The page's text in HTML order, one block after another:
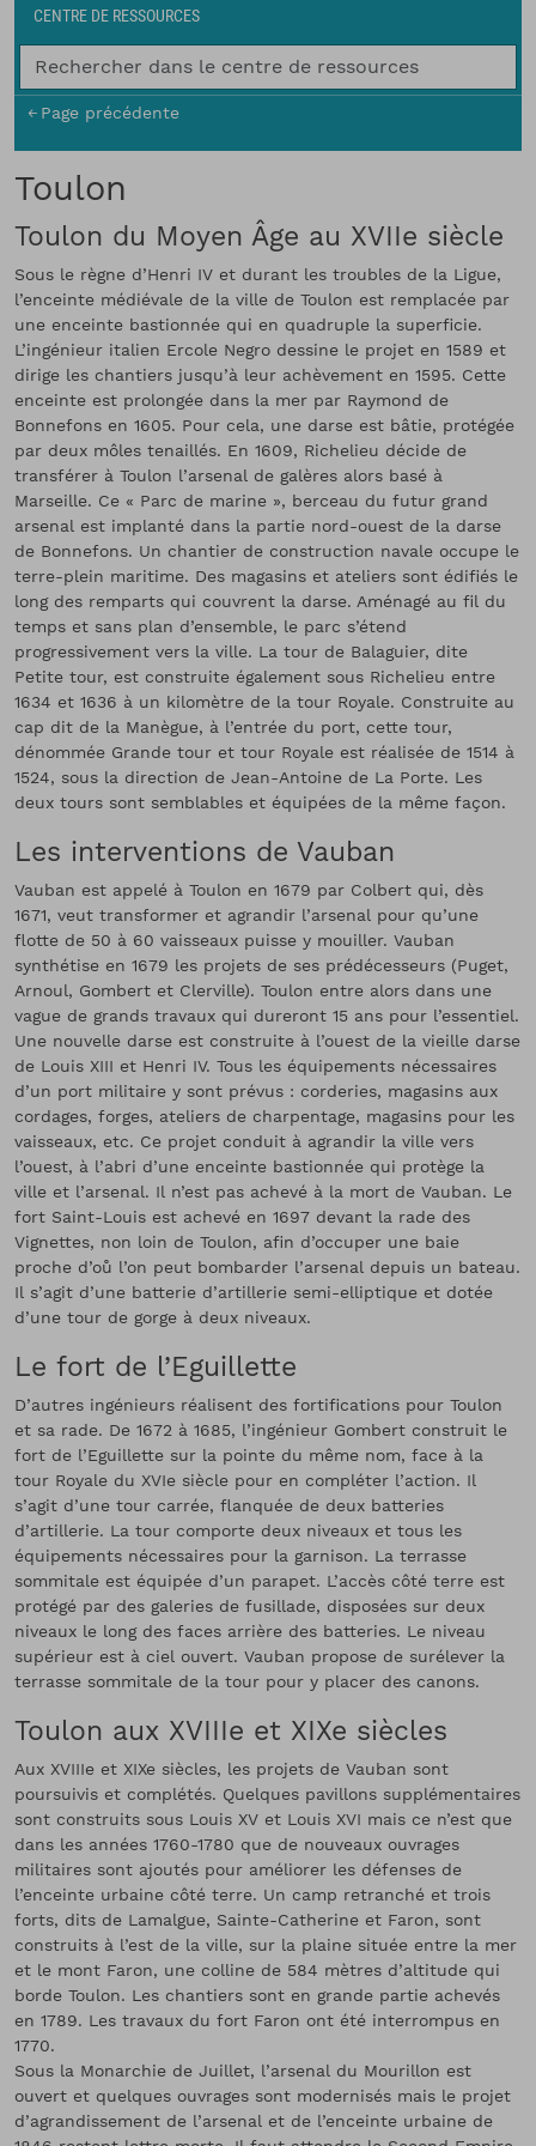
Fil d'Ariane
CENTRE DE RESSOURCES
Page précédente
Toulon
Toulon du Moyen Âge au XVIIe siècle
Sous le règne d’Henri IV et durant les troubles de la Ligue,
l’enceinte médiévale de la ville de Toulon est remplacée par
une enceinte bastionnée qui en quadruple la superficie.
L’ingénieur italien Ercole Negro dessine le projet en 1589 et
dirige les chantiers jusqu’à leur achèvement en 1595. Cette
enceinte est prolongée dans la mer par Raymond de
Bonnefons en 1605. Pour cela, une darse est bâtie, protégée
par deux môles tenaillés. En 1609, Richelieu décide de
transférer à Toulon l’arsenal de galères alors basé à
Marseille. Ce « Parc de marine », berceau du futur grand
arsenal est implanté dans la partie nord-ouest de la darse
de Bonnefons. Un chantier de construction navale occupe le
terre-plein maritime. Des magasins et ateliers sont édifiés le
long des remparts qui couvrent la darse. Aménagé au fil du
temps et sans plan d’ensemble, le parc s’étend
progressivement vers la ville. La tour de Balaguier, dite
Petite tour, est construite également sous Richelieu entre
1634 et 1636 à un kilomètre de la tour Royale. Construite au
cap dit de la Manègue, à l’entrée du port, cette tour,
dénommée Grande tour et tour Royale est réalisée de 1514 à
1524, sous la direction de Jean-Antoine de La Porte. Les
deux tours sont semblables et équipées de la même façon.
Les interventions de Vauban
Vauban est appelé à Toulon en 1679 par Colbert qui, dès
1671, veut transformer et agrandir l’arsenal pour qu’une
flotte de 50 à 60 vaisseaux puisse y mouiller. Vauban
synthétise en 1679 les projets de ses prédécesseurs (Puget,
Arnoul, Gombert et Clerville). Toulon entre alors dans une
vague de grands travaux qui dureront 15 ans pour l’essentiel.
Une nouvelle darse est construite à l’ouest de la vieille darse
de Louis XIII et Henri IV. Tous les équipements nécessaires
d’un port militaire y sont prévus : corderies, magasins aux
cordages, forges, ateliers de charpentage, magasins pour les
vaisseaux, etc. Ce projet conduit à agrandir la ville vers
l’ouest, à l’abri d’une enceinte bastionnée qui protège la
ville et l’arsenal. Il n’est pas achevé à la mort de Vauban. Le
fort Saint-Louis est achevé en 1697 devant la rade des
Vignettes, non loin de Toulon, afin d’occuper une baie
proche d’oů l’on peut bombarder l’arsenal depuis un bateau.
Il s’agit d’une batterie d’artillerie semi-elliptique et dotée
d’une tour de gorge à deux niveaux.
Le fort de l’Eguillette
D’autres ingénieurs réalisent des fortifications pour Toulon
et sa rade. De 1672 à 1685, l’ingénieur Gombert construit le
fort de l’Eguillette sur la pointe du même nom, face à la
tour Royale du XVIe siècle pour en compléter l’action. Il
s’agit d’une tour carrée, flanquée de deux batteries
d’artillerie. La tour comporte deux niveaux et tous les
équipements nécessaires pour la garnison. La terrasse
sommitale est équipée d’un parapet. L’accès côté terre est
protégé par des galeries de fusillade, disposées sur deux
niveaux le long des faces arrière des batteries. Le niveau
supérieur est à ciel ouvert. Vauban propose de surélever la
terrasse sommitale de la tour pour y placer des canons.
Toulon aux XVIIIe et XIXe siècles
Aux XVIIIe et XIXe siècles, les projets de Vauban sont
poursuivis et complétés. Quelques pavillons supplémentaires
sont construits sous Louis XV et Louis XVI mais ce n’est que
dans les années 1760-1780 que de nouveaux ouvrages
militaires sont ajoutés pour améliorer les défenses de
l’enceinte urbaine côté terre. Un camp retranché et trois
forts, dits de Lamalgue, Sainte-Catherine et Faron, sont
construits à l’est de la ville, sur la plaine située entre la mer
et le mont Faron, une colline de 584 mètres d’altitude qui
borde Toulon. Les chantiers sont en grande partie achevés
en 1789. Les travaux du fort Faron ont été interrompus en
1770.
Sous la Monarchie de Juillet, l’arsenal du Mourillon est
ouvert et quelques ouvrages sont modernisés mais le projet
d’agrandissement de l’arsenal et de l’enceinte urbaine de